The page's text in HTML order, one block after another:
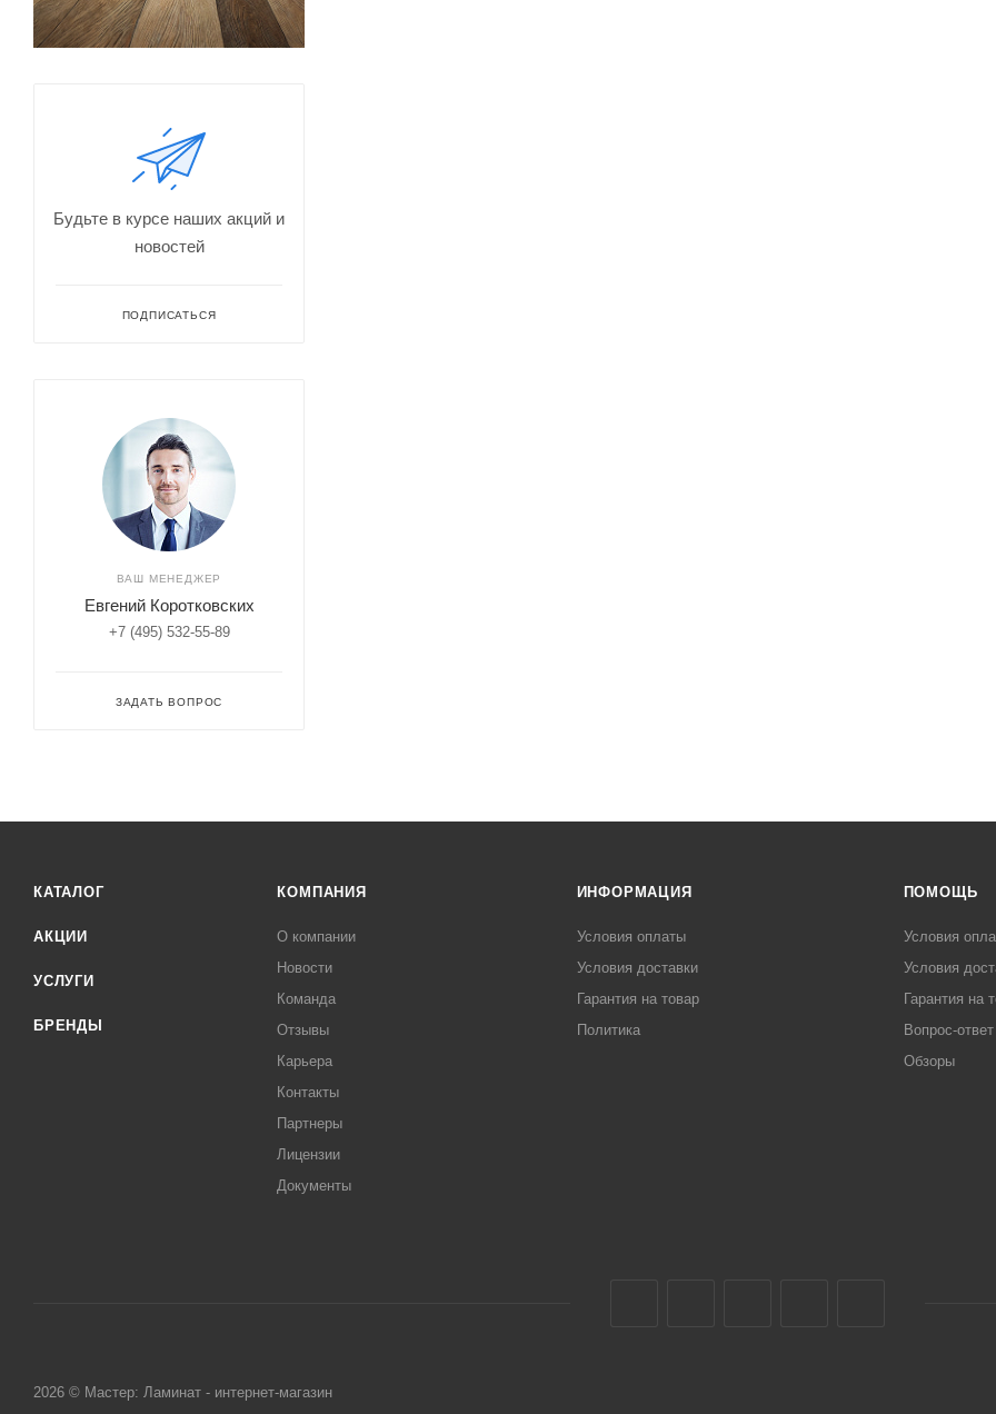
Будьте в курсе наших акций и
новостей
ПОДПИСАТЬСЯ
ВАШ МЕНЕДЖЕР
Евгений Коротковских
+7 (495) 532-55-89
ЗАДАТЬ ВОПРОС
КАТАЛОГ
АКЦИИ
УСЛУГИ
БРЕНДЫ
КОМПАНИЯ
О компании
Новости
Команда
Отзывы
Карьера
Контакты
Партнеры
Лицензии
Документы
ИНФОРМАЦИЯ
Условия оплаты
Условия доставки
Гарантия на товар
Политика
ПОМОЩЬ
Условия
Условия
Гарантия на
Вопрос-ответ
Обзоры
2026 © Мастер: Ламинат - интернет-магазин